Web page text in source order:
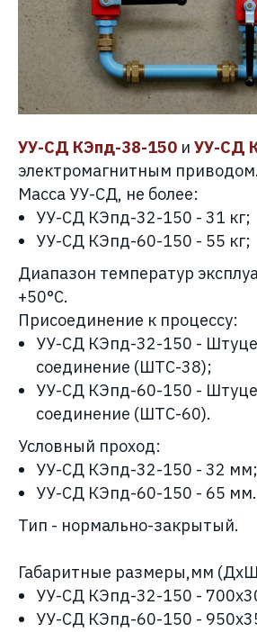
УУ-СД КЭпд-38-150 и УУ-СД
электромагнитным приводом.
Масса УУ-СД, не более:
УУ-СД КЭпд-32-150 - 31 кг;
УУ-СД КЭпд-60-150 - 55 кг;
Диапазон температур
+50°С.
Присоединение к процессу:
УУ-СД КЭпд-32-150 -
соединение (ШТС-38);
УУ-СД КЭпд-60-150 -
соединение (ШТС-60).
Условный проход:
УУ-СД КЭпд-32-150 - 32 мм;
УУ-СД КЭпд-60-150 - 65 мм.
Тип - нормально-закрытый.
Габаритные размеры,мм
УУ-СД КЭпд-32-150 -
УУ-СД КЭпд-60-150 -